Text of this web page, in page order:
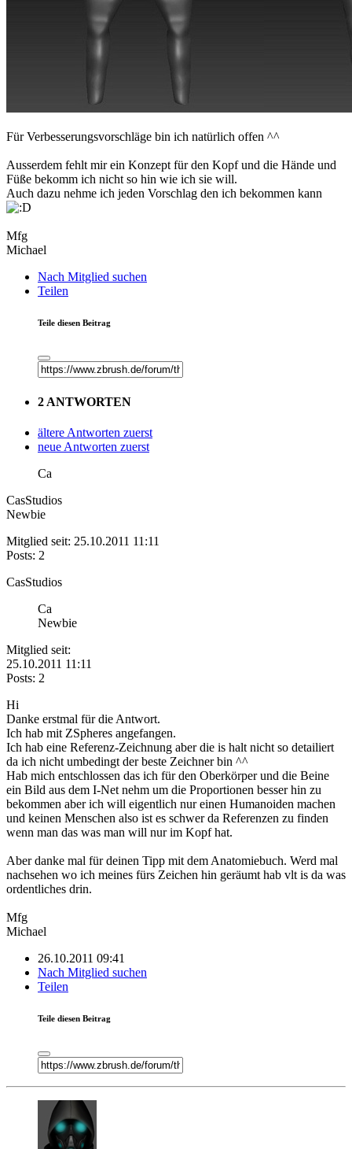
Für Verbesserungsvorschläge bin ich natürlich offen ^^
Ausserdem fehlt mir ein Konzept für den Kopf und die Hände und
Füße bekomm ich nicht so hin wie ich sie will.
Auch dazu nehme ich jeden Vorschlag den ich bekommen kann
Mfg
Michael
Nach Mitglied suchen
Teilen
Teile diesen Beitrag
2 ANTWORTEN
ältere Antworten zuerst
neue Antworten zuerst
Ca
CasStudios
Newbie
Mitglied seit: 25.10.2011 11:11
Posts: 2
CasStudios
Ca
Newbie
Mitglied seit:
25.10.2011 11:11
Posts: 2
Hi
Danke erstmal für die Antwort.
Ich hab mit ZSpheres angefangen.
Ich hab eine Referenz-Zeichnung aber die is halt nicht so detailiert
da ich nicht umbedingt der beste Zeichner bin ^^
Hab mich entschlossen das ich für den Oberkörper und die Beine
ein Bild aus dem I-Net nehm um die Proportionen besser hin zu
bekommen aber ich will eigentlich nur einen Humanoiden machen
und keinen Menschen also ist es schwer da Referenzen zu finden
wenn man das was man will nur im Kopf hat.
Aber danke mal für deinen Tipp mit dem Anatomiebuch. Werd mal
nachsehen wo ich meines fürs Zeichen hin geräumt hab vlt is da was
ordentliches drin.
Mfg
Michael
26.10.2011 09:41
Nach Mitglied suchen
Teilen
Teile diesen Beitrag